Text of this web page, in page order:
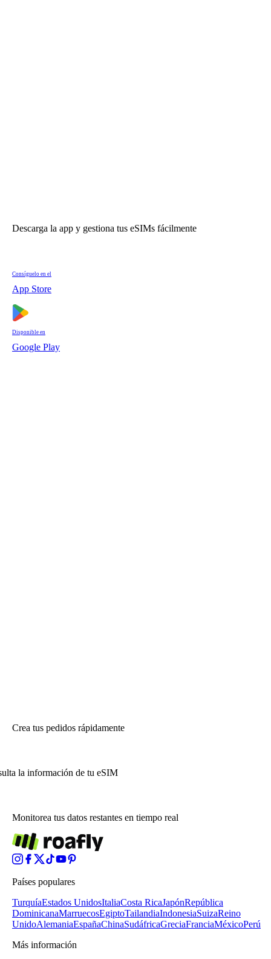
Descarga la app y gestiona tus eSIMs fácilmente
Consíguelo en el
App Store
Disponible en
Google Play
Crea tus pedidos rápidamente
la información de tu eSIM
Monitorea tus datos restantes en tiempo real
Países populares
TurquíaEstados UnidosItaliaCosta RicaJapónRepública
DominicanaMarruecosEgiptoTailandiaIndonesiaSuizaReino
UnidoAlemaniaEspañaChinaSudáfricaGreciaFranciaMéxicoPerú
Más información